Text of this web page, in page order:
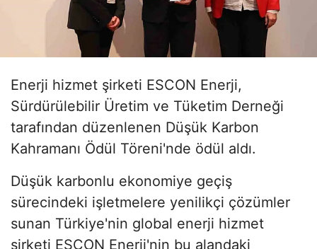
Enerji hizmet şirketi ESCON Enerji,
Sürdürülebilir Üretim ve Tüketim Derneği
tarafından düzenlenen Düşük Karbon
Kahramanı Ödül Töreni'nde ödül aldı.
Düşük karbonlu ekonomiye geçiş
sürecindeki işletmelere yenilikçi çözümler
sunan Türkiye'nin global enerji hizmet
şirketi ESCON Enerji'nin bu alandaki